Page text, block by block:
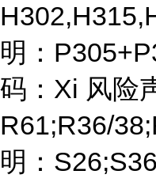
明：
码：Xi 风险
R61;R36/
明：